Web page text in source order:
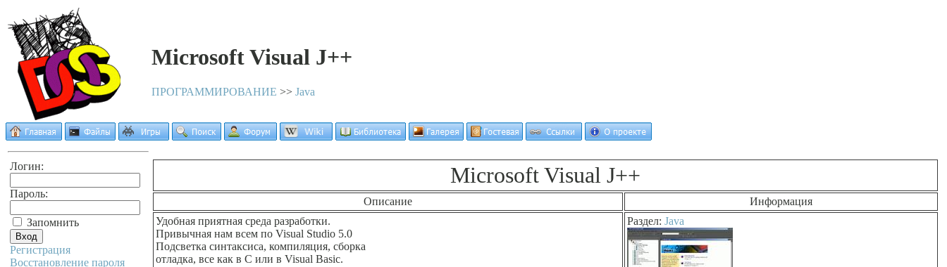
Microsoft Visual J++
ПРОГРАММИРОВАНИЕ >> Java
Логин:
Пароль:
Запомнить
Регистрация
Восстановление пароля
Microsoft Visual J++
Описание
Информация
Удобная приятная среда разработки.
Привычная нам всем по Visual Studio 5.0
Подсветка синтаксиса, компиляция, сборка
отладка, все как в С или в Visual Basic.
Раздел: Java